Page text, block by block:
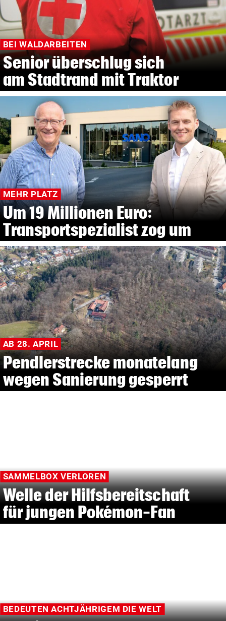
BEI WALDARBEITEN
Senior überschlug sich
am Stadtrand mit Traktor
MEHR PLATZ
Um 19 Millionen Euro:
Transportspezialist zog um
AB 28. APRIL
Pendlerstrecke monatelang
wegen Sanierung gesperrt
SAMMELBOX VERLOREN
Welle der Hilfsbereitschaft
für jungen Pokémon-Fan
BEDEUTEN ACHTJÄHRIGEM DIE WELT